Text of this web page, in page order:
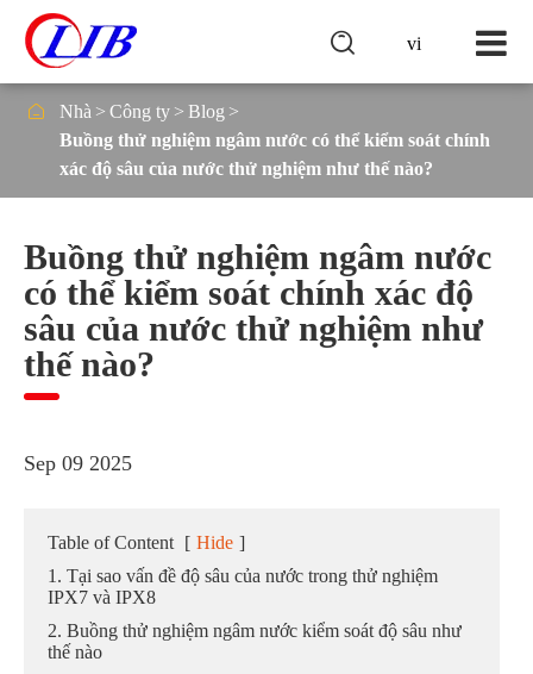
vi

 Nhà Công ty
Blog
Buồng thử nghiệm ngâm nước có thể kiểm soát chính
xác độ sâu của nước thử nghiệm như thế nào?
Buồng thử nghiệm ngâm nước
có thể kiểm soát chính xác độ
sâu của nước thử nghiệm như
thế nào?
Sep 09 2025
Table of Content [ Hide ]
1. Tại sao vấn đề độ sâu của nước trong thử nghiệm
IPX7 và IPX8
2. Buồng thử nghiệm ngâm nước kiểm soát độ sâu như
thế nào